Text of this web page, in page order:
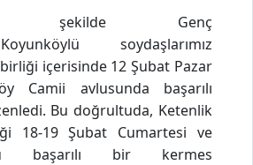
şekilde Genç
soydaşlarımız
içerisinde 12 Şubat Pazar
Camii avlusunda başarılı
Bu doğrultuda, Ketenlik
18-19 Şubat Cumartesi ve
başarılı bir kermes